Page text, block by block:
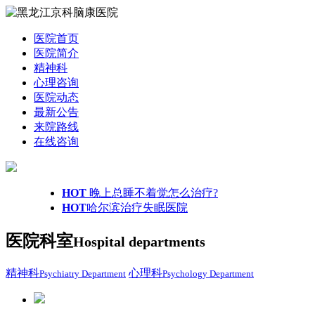
医院首页
医院简介
精神科
心理咨询
医院动态
最新公告
来院路线
在线咨询
HOT 晚上总睡不着觉怎么治疗?
HOT哈尔滨治疗失眠医院
医院科室Hospital departments
精神科Psychiatry Department 心理科Psychology Department